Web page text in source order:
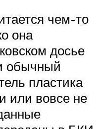
чем-то
она
досье
обычный
пластика
или вовсе не